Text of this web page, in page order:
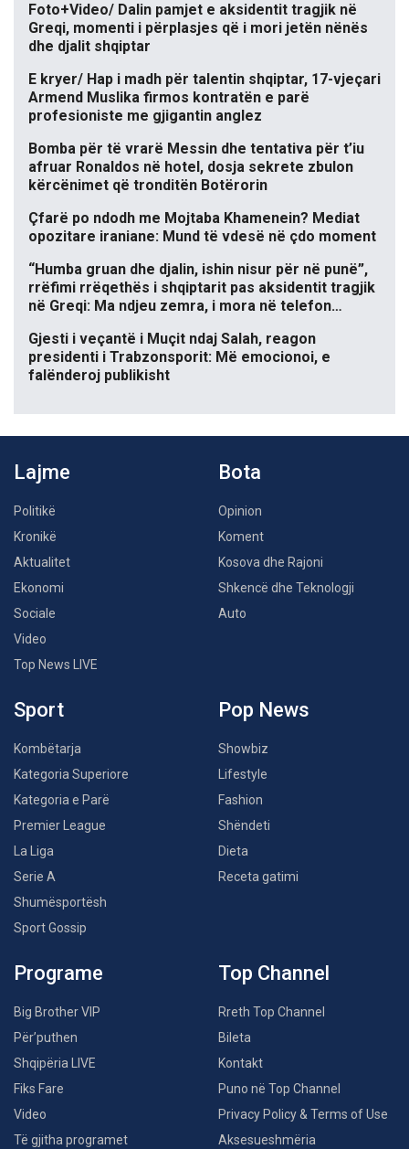
Foto+Video/ Dalin pamjet e aksidentit tragjik në
Greqi, momenti i përplasjes që i mori jetën nënës
dhe djalit shqiptar
E kryer/ Hap i madh për talentin shqiptar, 17-vjeçari
Armend Muslika firmos kontratën e parë
profesioniste me gjigantin anglez
Bomba për të vrarë Messin dhe tentativa për t’iu
afruar Ronaldos në hotel, dosja sekrete zbulon
kërcënimet që tronditën Botërorin
Çfarë po ndodh me Mojtaba Khamenein? Mediat
opozitare iraniane: Mund të vdesë në çdo moment
“Humba gruan dhe djalin, ishin nisur për në punë”,
rrëfimi rrëqethës i shqiptarit pas aksidentit tragjik
në Greqi: Ma ndjeu zemra, i mora në telefon…
Gjesti i veçantë i Muçit ndaj Salah, reagon
presidenti i Trabzonsporit: Më emocionoi, e
falënderoj publikisht
Lajme
Politikë
Kronikë
Aktualitet
Ekonomi
Sociale
Video
Top News LIVE
Bota
Opinion
Koment
Kosova dhe Rajoni
Shkencë dhe Teknologji
Auto
Sport
Kombëtarja
Kategoria Superiore
Kategoria e Parë
Premier League
La Liga
Serie A
Shumësportësh
Sport Gossip
Pop News
Showbiz
Lifestyle
Fashion
Shëndeti
Dieta
Receta gatimi
Programe
Big Brother VIP
Për’puthen
Shqipëria LIVE
Fiks Fare
Video
Të gjitha programet
Top Channel
Rreth Top Channel
Bileta
Kontakt
Puno në Top Channel
Privacy Policy & Terms of Use
Aksesueshmëria